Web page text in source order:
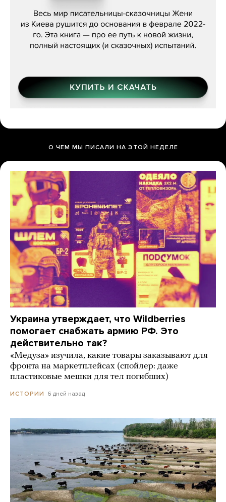
О ЧЕМ МЫ ПИСАЛИ НА ЭТОЙ НЕДЕЛЕ
Украина утверждает, что Wildberries
помогает снабжать армию РФ. Это
действительно так?
«Медуза» изучила, какие товары заказывают для
фронта на маркетплейсах (спойлер: даже
пластиковые мешки для тел погибших)
ИСТОРИИ 6 дней назад